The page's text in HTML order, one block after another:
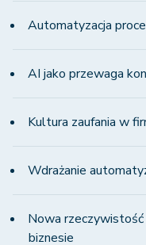
Automatyzacja
AI jako przewaga
Kultura zaufania w
Wdrażanie
Nowa rzeczywistość
biznesie